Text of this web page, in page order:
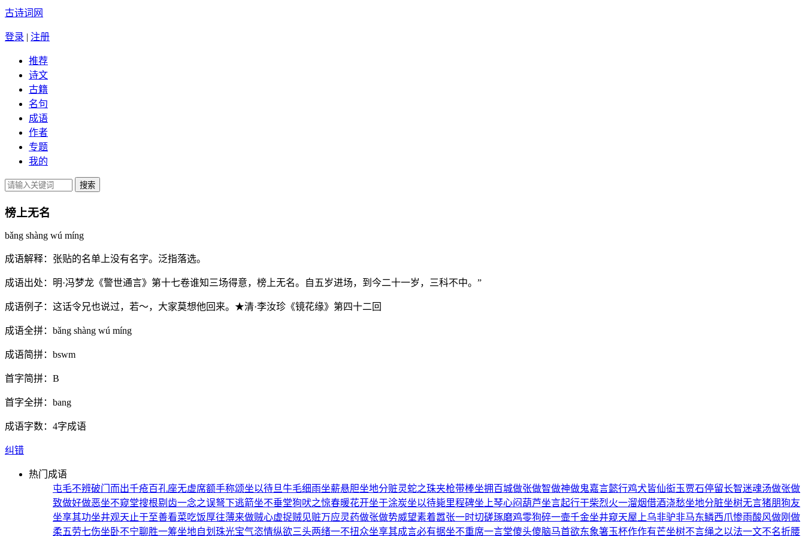
古诗词网
登录 | 注册
推荐
诗文
古籍
名句
成语
作者
专题
我的
榜上无名
bǎng shàng wú míng
成语解释： 张贴的名单上没有名字。泛指落选。
成语出处： 明·冯梦龙《警世通言》第十七卷谁知三场得意，榜上无名。自五岁进场，到今二十一岁，三科不中。”
成语例子： 这话令兄也说过，若～，大家莫想他回来。★清·李汝珍《镜花缘》第四十二回
成语全拼： bǎng shàng wú míng
成语简拼： bswm
首字简拼： B
首字全拼： bang
成语字数： 4字成语
纠错
热门成语
屯毛不辨破门而出千疮百孔座无虚席额手称颂坐以待旦牛毛细雨坐薪悬胆坐地分赃灵蛇之珠夹枪带棒坐拥百城做张做智做神做鬼嘉言懿行鸡犬皆仙衒玉贾石停留长智迷魂汤做张做
致做好做恶坐不窥堂搜根剔齿一念之误弩下逃箭坐不垂堂狗吠之惊春暖花开坐于涂炭坐以待毙里程碑坐上琴心闷葫芦坐言起行干柴烈火一溜烟借酒浇愁坐地分脏坐树无言猪朋狗友
坐享其功坐井观天止于至善看菜吃饭厚往薄来做贼心虚捉贼见赃万应灵药做张做势威望素着嚣张一时切磋琢磨鸡零狗碎一壸千金坐井窥天屋上乌非驴非马东鳞西爪惨雨酸风做刚做
柔五劳七伤坐卧不宁聊胜一筹坐地自划 珠光宝气恣情纵欲三头两绪一不扭众坐享其成言必有据坐不重席一言堂傻头傻脑马首欲东象箸玉杯作作有芒坐树不言绳之以法一文不名折腰